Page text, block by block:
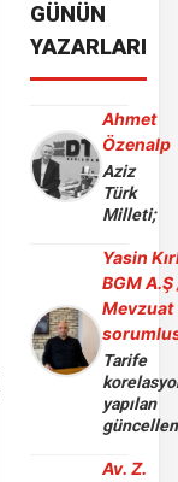
GÜNÜN
YAZARLARI
Ahmet
Özenalp
Aziz
Türk
Milleti;
Yasin
BGM A.Ş
Mevzuat
Tarife
yapılan
Av. Z.